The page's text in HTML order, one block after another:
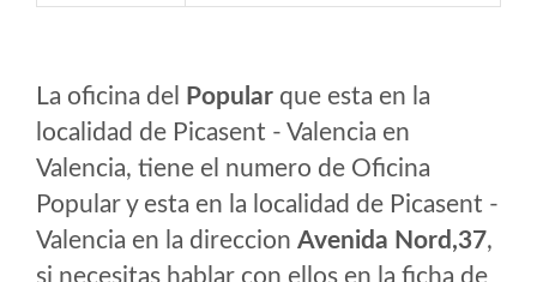
La oficina del Popular que esta en la
localidad de Picasent - Valencia en
Valencia, tiene el numero de Oficina
Popular y esta en la localidad de Picasent -
Valencia en la direccion Avenida Nord,37,
si necesitas hablar con ellos en la ficha de